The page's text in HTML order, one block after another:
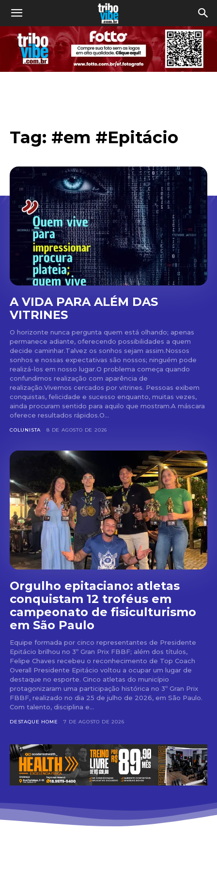
Tag: #em #Epitácio
A VIDA PARA ALÉM DAS
VITRINES
O horizonte nunca pergunta quem está olhando; apenas
permanece adiante, oferecendo possibilidades a quem
decide caminhar.Talvez os sonhos sejam assim.Nossos
sonhos e nossas expectativas são nossos; ninguém pode
realizá-los em nosso lugar.O problema começa quando
confundimos realização com aparência de
realização.Vivemos cercados por vitrines. Pessoas exibem
conquistas, felicidade e sucesso enquanto, muitas vezes,
ainda procuram sentido para aquilo que mostram.A máscara
oferece resultados rápidos.O...
COLUNISTA 8 DE AGOSTO DE 2026
Orgulho epitaciano: atletas
conquistam 12 troféus em
campeonato de fisiculturismo
em São Paulo
Equipe formada por cinco representantes de Presidente
Epitácio brilhou no 3º Gran Prix FBBF; além dos títulos,
Felipe Chaves recebeu o reconhecimento de Top Coach
Overall Presidente Epitácio voltou a ocupar um lugar de
destaque no esporte. Cinco atletas do município
protagonizaram uma participação histórica no 3º Gran Prix
FBBF, realizado no dia 25 de julho de 2026, em São Paulo.
Com talento, disciplina e...
DESTAQUE HOME 7 DE AGOSTO DE 2026